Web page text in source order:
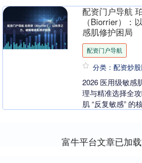
破解了传统风水
配资门户导航
（Biorrier）：
感肌修护困局
配资门户导航
分类：配资炒
2026 医用级敏感
理与精准选择全
肌 “反复敏感” 的
富牛平台文章已加